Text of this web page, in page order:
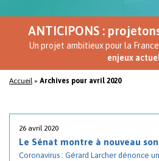
ANTICIPONS :
Un projet ambitieux pour la
enjeux
Accueil» Archives pour avril 2020
26 avril 2020
Le Sénat montre à nouveau
Coronavirus : Gérard Larcher dénonce